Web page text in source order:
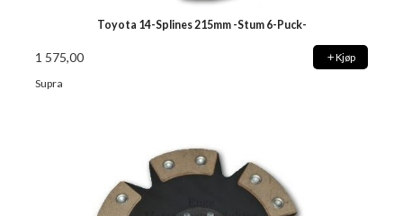
Toyota 14-Splines 215mm -Stum 6-Puck-
1 575,00 Kjøp
Supra